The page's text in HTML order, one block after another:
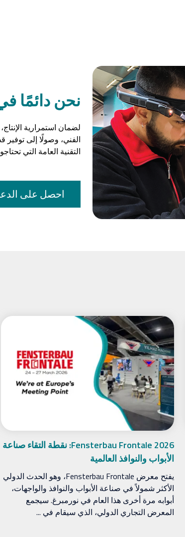
نحن دائمًا
لضمان استمرارية
الفني، وصولًا إلى توفير
التقنية العامة التي
احصل على
Fensterbau Frontale 2026: نقطة التقاء صناعة
الأبواب والنوافذ العالمية
يفتح معرض Fensterbau Frontale، وهو الحدث الدولي
الأكثر شمولاً في صناعة الأبواب والنوافذ والواجهات،
أبوابه مرة أخرى هذا العام في نورمبرغ. سيجمع
المعرض التجاري الدولي، الذي سيقام في ...